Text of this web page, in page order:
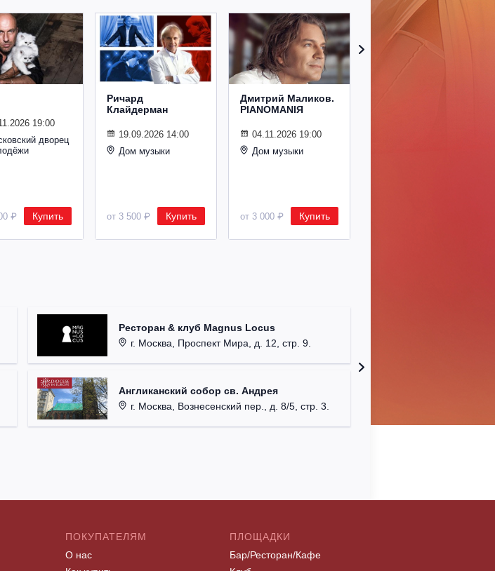
19:00
дворец
₽ Купить
Ричард
Клайдерман
19.09.2026 14:00
Дом музыки
от 3 500 ₽ Купить
Дмитрий Маликов.
PIANOMANIЯ
04.11.2026 19:00
Дом музыки
от 3 000 ₽ Купить
Ресторан & клуб Magnus Locus
г. Москва, Проспект Мира, д. 12, стр. 9.
Англиканский собор св. Андрея
г. Москва, Вознесенский пер., д. 8/5, стр. 3.
ПОКУПАТЕЛЯМ
О нас
ПЛОЩАДКИ
Бар/Ресторан/Кафе